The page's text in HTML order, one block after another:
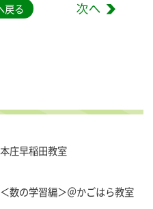
戻る
庄早稲田教室
数の学習編＞＠かごはら教室